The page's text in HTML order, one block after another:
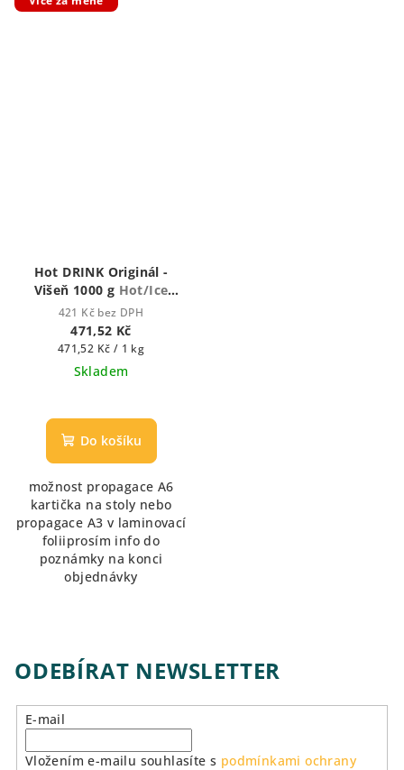
Hot DRINK Originál -
Višeň 1000 g Hot/Ice
drink
421 Kč bez DPH
471,52 Kč
Měrná
cena:
471,52 Kč / 1 kg
Skladem
Do košíku
možnost propagace A6
kartička na stoly nebo
propagace A3 v laminovací
foliiprosím info do
poznámky na konci
objednávky
ODEBÍRAT NEWSLETTER
E-mail
Vložením e-mailu souhlasíte s podmínkami ochrany